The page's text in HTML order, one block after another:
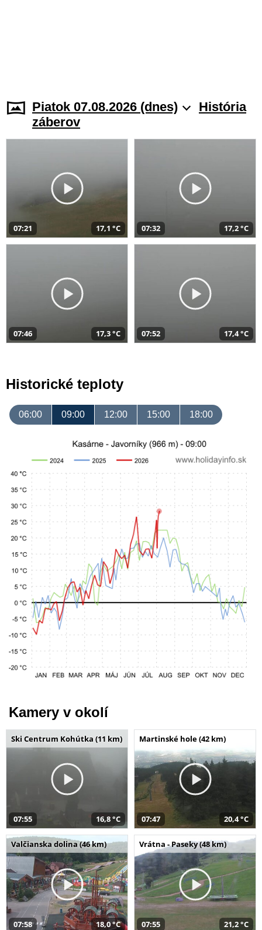
Piatok 07.08.2026 (dnes)
História
záberov
07:21 17,1 °C 07:32 17,2 °C
07:46 17,3 °C 07:52 17,4 °C
Historické teploty
06:00 09:00 12:00 15:00 18:00
Kamery v okolí
Ski Centrum Kohútka (11 km)
07:55 16,8 °C
Martinské hole (42 km)
07:47 20,4 °C
Valčianska dolina (46 km)
07:58 18,0 °C
Vrátna - Paseky (48 km)
07:55 21,2 °C